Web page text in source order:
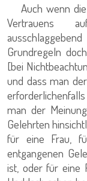
Auch wenn die
Vertrauens
Grundregeln
[bei
und dass man
man der
Gelehrten
für eine Frau,
entgangenen
ist, oder für eine